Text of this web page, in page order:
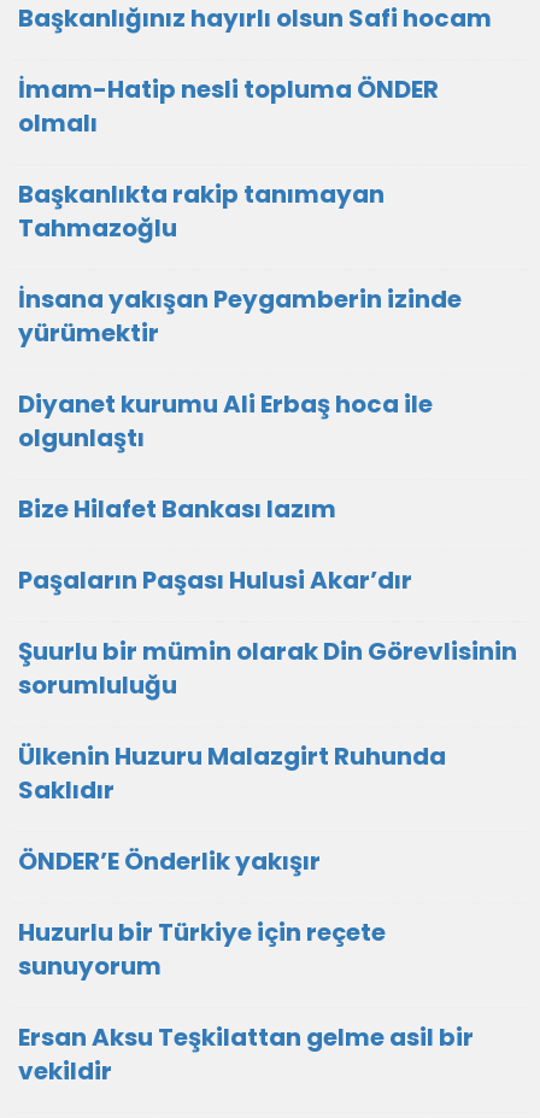
Başkanlığınız hayırlı olsun Safi hocam
İmam-Hatip nesli topluma ÖNDER
olmalı
Başkanlıkta rakip tanımayan
Tahmazoğlu
İnsana yakışan Peygamberin izinde
yürümektir
Diyanet kurumu Ali Erbaş hoca ile
olgunlaştı
Bize Hilafet Bankası lazım
Paşaların Paşası Hulusi Akar’dır
Şuurlu bir mümin olarak Din Görevlisinin
sorumluluğu
Ülkenin Huzuru Malazgirt Ruhunda
Saklıdır
ÖNDER’E Önderlik yakışır
Huzurlu bir Türkiye için reçete
sunuyorum
Ersan Aksu Teşkilattan gelme asil bir
vekildir